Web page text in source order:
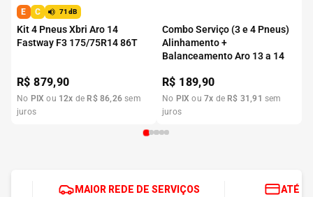
E C 71dB
Kit 4 Pneus Xbri Aro 14
Fastway F3 175/75R14 86T
R$879,90
No PIX ou 12x de R$ 86,26 sem
juros
Combo Serviço (3 e 4 Pneus)
Alinhamento +
Balanceamento Aro 13 a 14
R$ 189,90
No PIX ou7x de R$ 31 ,91 sem
juros
MAIOR REDE DE SERVIÇOS ATÉ